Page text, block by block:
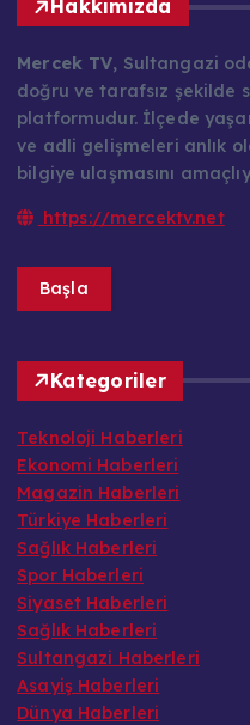
Hakkımızda
Mercek TV, Sultangazi
doğru ve tarafsız şekilde
platformudur. İlçede
ve adli gelişmeleri anlık
bilgiye ulaşmasını
https://mercektv.net
Başla
Kategoriler
Teknoloji Haberleri
Ekonomi Haberleri
Magazin Haberleri
Türkiye Haberleri
Sağlık Haberleri
Spor Haberleri
Siyaset Haberleri
Sağlık Haberleri
Sultangazi Haberleri
Asayiş Haberleri
Dünya Haberleri